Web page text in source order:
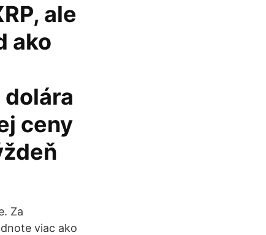
ale
ako
ceny
Za
viac ako